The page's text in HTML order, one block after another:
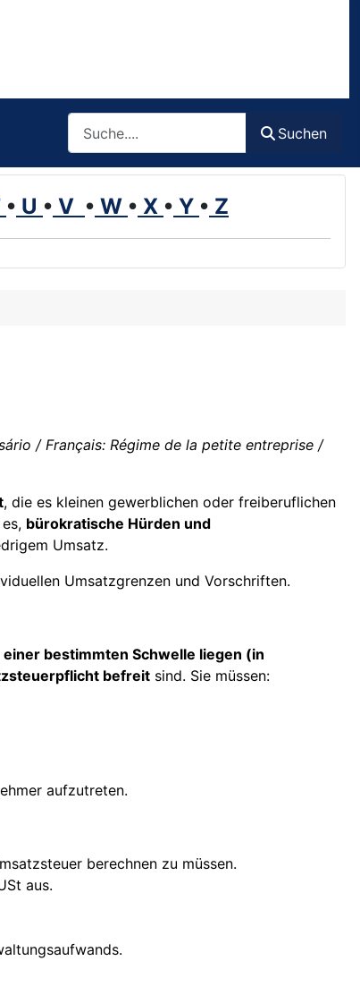
Suchen
• U • V • W • X • Y • Z
/ Français: Régime de la petite entreprise /
, die es kleinen gewerblichen oder freiberuflichen
bürokratische Hürden und
Umsatz.
Umsatzgrenzen und Vorschriften.
bestimmten Schwelle liegen (in
befreit sind. Sie müssen:
aufzutreten.
berechnen zu müssen.
aus.